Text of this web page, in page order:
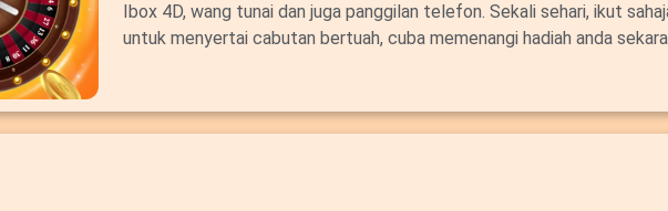
Ibox 4D, wang tunai dan juga panggilan telefon. Sekali sehari, ikut
untuk menyertai cabutan bertuah, cuba memenangi hadiah anda